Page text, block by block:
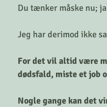
Du tænker måske nu;
Jeg har derimod ikke
For det vil altid være
dødsfald, miste et job
Nogle gange kan det